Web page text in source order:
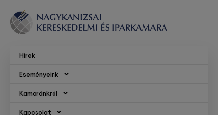
Hírek
Eseményeink
Kamaránkról
Kapcsolat